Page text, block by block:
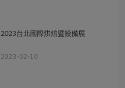
2023台北國際烘焙暨設備展
2023-02-10